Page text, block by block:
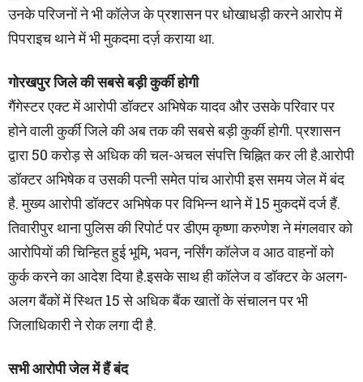
उनके परिजनों ने भी कॉलेज के प्रशासन पर धोखाधड़ी करने आरोप में
पिपराइच थाने में भी मुकदमा दर्ज़ कराया था.
गोरखपुर जिले की सबसे बड़ी कुर्की होगी
गैंगेस्टर एक्ट में आरोपी डॉक्टर अभिषेक यादव और उसके परिवार पर
होने वाली कुर्की जिले की अब तक की सबसे बड़ी कुर्की होगी. प्रशासन
द्वारा 50 करोड़ से अधिक की चल-अचल संपत्ति चिह्नित कर ली है.आरोपी
डॉक्टर अभिषेक व उसकी पत्नी समेत पांच आरोपी इस समय जेल में बंद
है. मुख्य आरोपी डॉक्टर अभिषेक पर विभिन्न थाने में 15 मुकदमें दर्ज हैं.
तिवारीपुर थाना पुलिस की रिपोर्ट पर डीएम कृष्णा करुणेश ने मंगलवार को
आरोपियों की चिन्हित हुई भूमि, भवन, नर्सिंग कॉलेज व आठ वाहनों को
कुर्क करने का आदेश दिया है.इसके साथ ही कॉलेज व डॉक्टर के अलग-
अलग बैंकों में स्थित 15 से अधिक बैंक खातों के संचालन पर भी
जिलाधिकारी ने रोक लगा दी है.
सभी आरोपी जेल में हैं बंद